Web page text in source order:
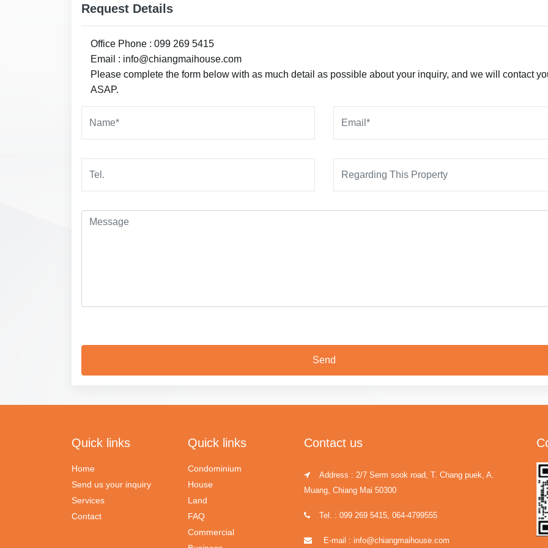
Request Details
Office Phone : 099 269 5415
Email : info@chiangmaihouse.com
Please complete the form below with as much detail as possible about your inquiry, and we will contact
ASAP.
Quick links
Home
Send us your inquiry
Services
Contact
Quick links
Condominium
House
Land
FAQ
Commercial
Contact us
Address : 2/7 Serm sook road, T. Chang puek, A.
Muang, Chiang Mai 50300
Tel. : 099 269 5415, 064-4799555
E-mail : info@chiangmaihouse.com